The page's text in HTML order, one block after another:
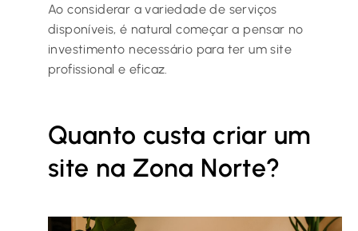
Ao considerar a variedade de serviços
disponíveis, é natural começar a pensar no
investimento necessário para ter um site
profissional e eficaz.
Quanto custa criar um
site na Zona Norte?